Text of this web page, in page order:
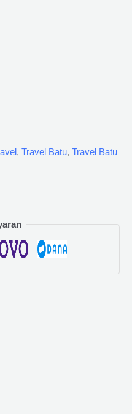
, Travel Batu, Travel Batu